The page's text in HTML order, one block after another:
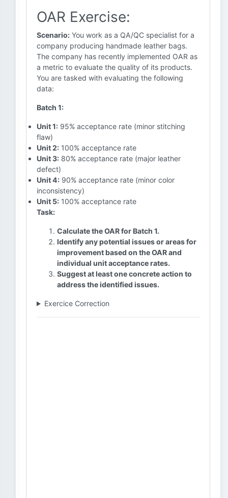
OAR Exercise:
Scenario: You work as a QA/QC specialist for a
company producing handmade leather bags.
The company has recently implemented OAR as
a metric to evaluate the quality of its products.
You are tasked with evaluating the following
data:
Batch 1:
Unit 1: 95% acceptance rate (minor stitching
flaw)
Unit 2: 100% acceptance rate
Unit 3: 80% acceptance rate (major leather
defect)
Unit 4: 90% acceptance rate (minor color
inconsistency)
Unit 5: 100% acceptance rate
Task:
Calculate the OAR for Batch 1.
Identify any potential issues or areas for
improvement based on the OAR and
individual unit acceptance rates.
Suggest at least one concrete action to
address the identified issues.
Exercice Correction